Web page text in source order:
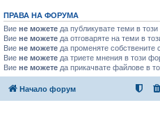
ПРАВА НА ФОРУМА
Вие не можете да публикувате теми в
Вие не можете да отговаряте на теми в
Вие не можете да променяте
Вие не можете да триете мнения в този
Вие не можете да прикачвате файлове в
Начало форум